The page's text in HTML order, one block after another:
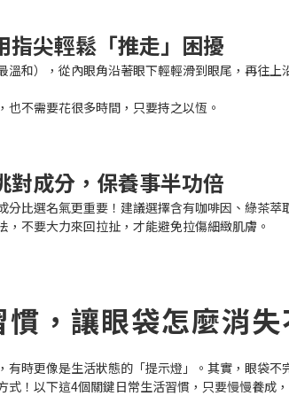
指尖輕鬆「推走」困擾
溫和），從內眼角沿著眼下輕輕滑到眼尾，再往
也不需要花很多時間，只要持之以恆。
對成分，保養事半功倍
分比選名氣更重要！建議選擇含有咖啡因、綠茶
，不要大力來回拉扯，才能避免拉傷細緻肌膚。
，讓眼袋怎麼消失
有時更像是生活狀態的「提示燈」。其實，眼袋
式！以下這4個關鍵日常生活習慣，只要慢慢養成